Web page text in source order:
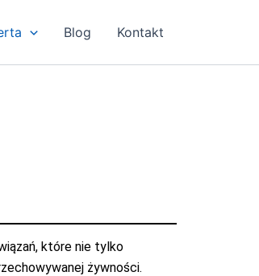
Blog Kontakt
które nie tylko
żywności.